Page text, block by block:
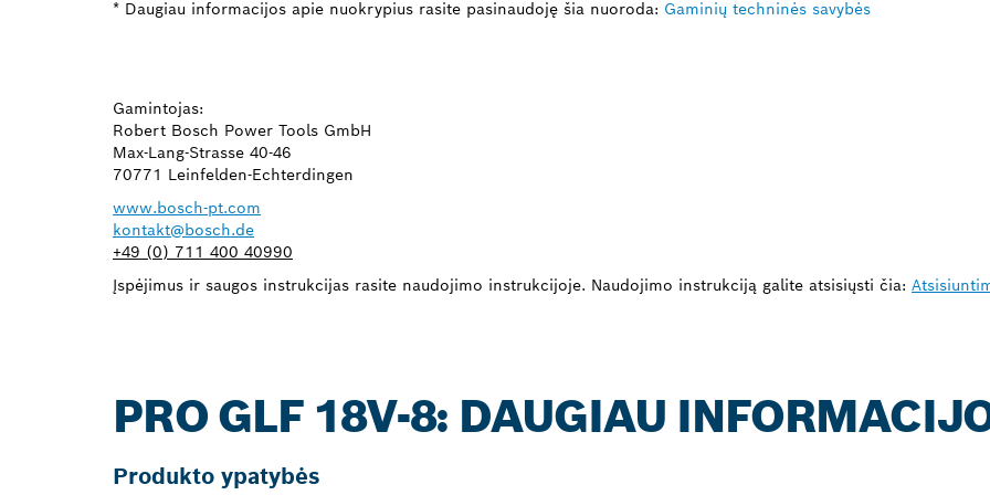
* Daugiau informacijos apie nuokrypius rasite pasinaudoję šia nuoroda: Gaminių techninės savybės
Gamintojas:
Robert Bosch Power Tools GmbH
Max-Lang-Strasse 40-46
70771 Leinfelden-Echterdingen
www.bosch-pt.com
kontakt@bosch.de
+49 (0) 711 400 40990
Įspėjimus ir saugos instrukcijas rasite naudojimo instrukcijoje. Naudojimo instrukciją galite atsisiųsti čia:
PRO GLF 18V-8: DAUGIAU
Produkto ypatybės